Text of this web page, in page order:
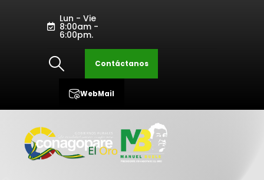
Lun - Vie
8:00am -
6:00pm.
Contáctanos
WebMail